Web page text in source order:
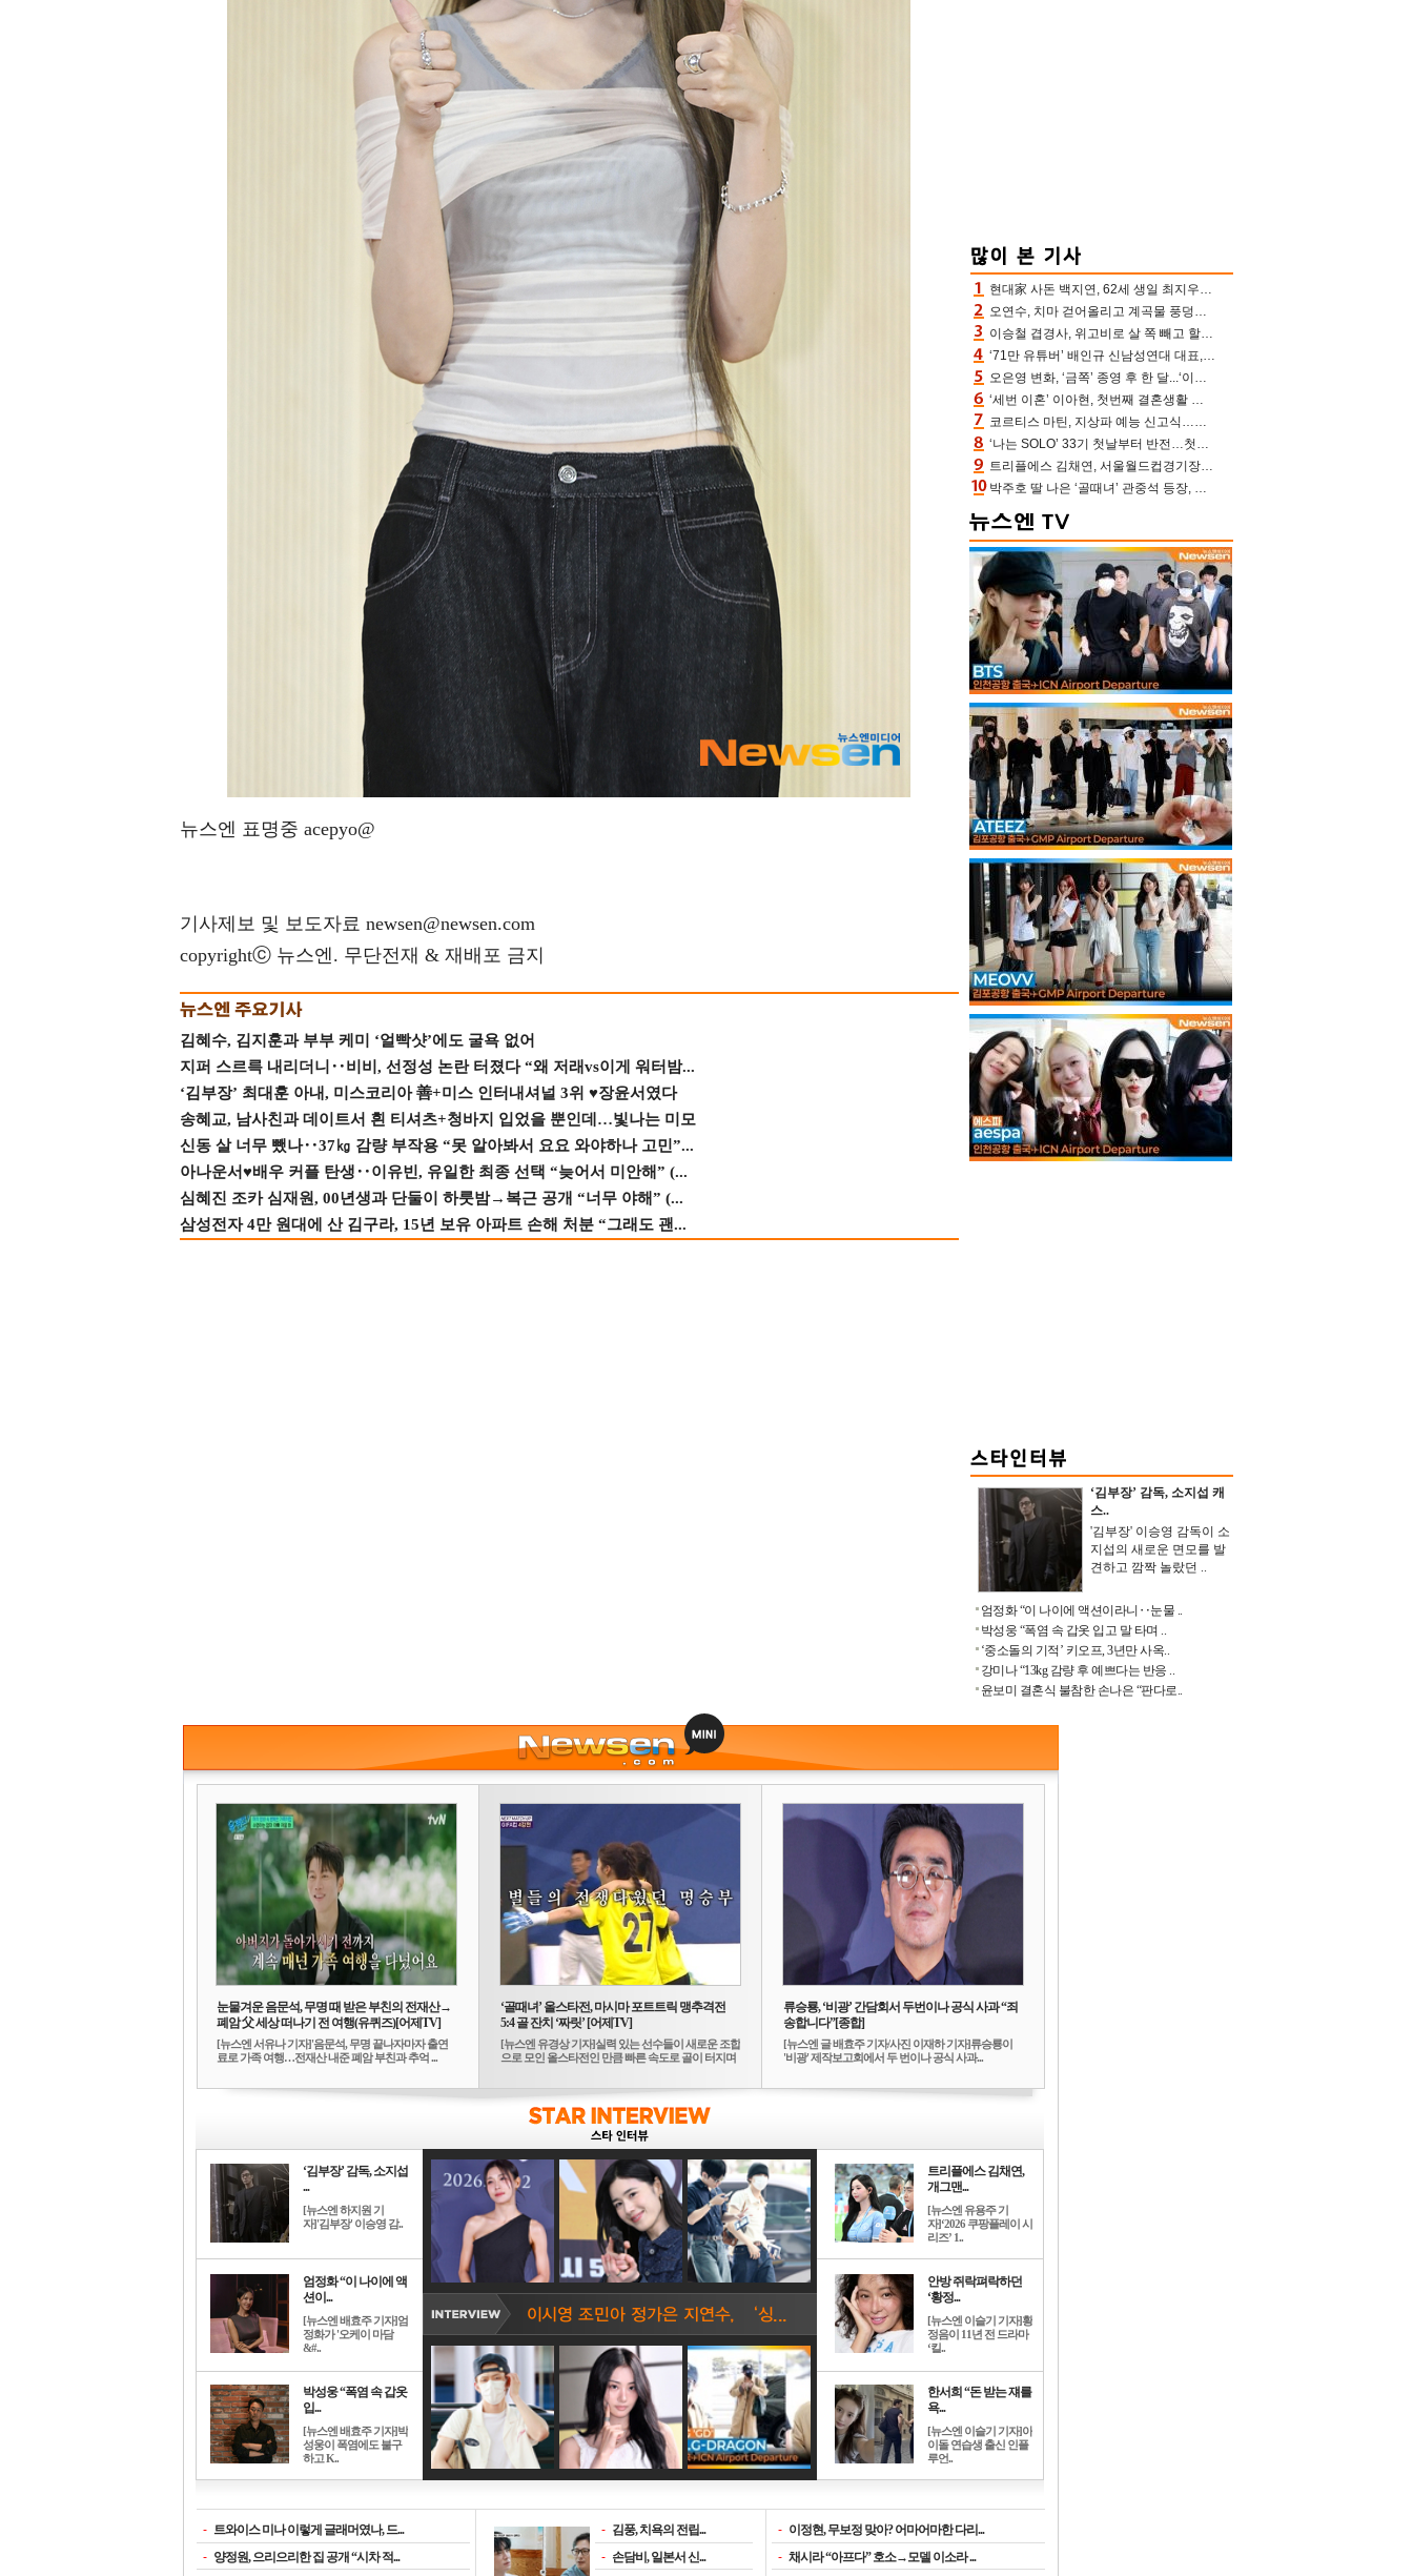
뉴스엔 표명중 acepyo@
기사제보 및 보도자료 newsen@newsen.com
copyrightⓒ 뉴스엔. 무단전재 & 재배포 금지
김혜수, 김지훈과 부부 케미 ‘얼빡샷’에도 굴욕 없어
지퍼 스르륵 내리더니‥비비, 선정성 논란 터졌다 “왜 저래vs이게 워터밤...
‘김부장’ 최대훈 아내, 미스코리아 善+미스 인터내셔널 3위 ♥장윤서였다
송혜교, 남사친과 데이트서 흰 티셔츠+청바지 입었을 뿐인데…빛나는 미모
신동 살 너무 뺐나‥37㎏ 감량 부작용 “못 알아봐서 요요 와야하나 고민”...
아나운서♥배우 커플 탄생‥이유빈, 유일한 최종 선택 “늦어서 미안해” (...
심혜진 조카 심재원, 00년생과 단둘이 하룻밤→복근 공개 “너무 야해” (...
삼성전자 4만 원대에 산 김구라, 15년 보유 아파트 손해 처분 “그래도 괜...
현대家 사돈 백지연, 62세 생일 최지우와 “올해도 함께” 이영애 신애라도 축하
오연수, 치마 걷어올리고 계곡물 풍덩‥무더위 잊은 제주 휴가
이승철 겹경사, 위고비로 살 쪽 빼고 할아버지 된다‥마음으로 낳은 딸 임신 자랑(유퀴즈)
‘71만 유튜버’ 배인규 신남성연대 대표, 오늘(5일) 숨진 채 발견…향년 36세
오은영 변화, ‘금쪽’ 종영 후 한 달...‘이것’ 끊고 살 뺀 모습 포착 “날씬하다!”
‘세번 이혼’ 이아현, 첫번째 결혼생활 떠올리며 눈물 “첫 남편에 미안해”(새롭게하소서)
코르티스 마틴, 지상파 예능 신고식…저작권 지분 분배 방식까지 공개(라스)
‘나는 SOLO’ 33기 첫날부터 반전…첫인상 0표 영호, 호감남 급부상
트리플에스 김채연, 서울월드컵경기장에 뜬 맨시티 여신 [포토엔HD]
박주호 딸 나은 ‘골때녀’ 관중석 등장, 김민재 복제인간 보고 혼란 [결정적장면]
‘김부장’ 감독, 소지섭 캐
스..
'김부장' 이승영 감독이 소
지섭의 새로운 면모를 발
견하고 깜짝 놀랐던 ..
엄정화 “이 나이에 액션이라니‥눈물 ..
박성웅 “폭염 속 갑옷 입고 말 타며 ..
‘중소돌의 기적’ 키오프, 3년만 사옥..
강미나 “13kg 감량 후 예쁘다는 반응 ..
윤보미 결혼식 불참한 손나은 “판다로..
눈물겨운 음문석, 무명 때 받은 부친의 전재산→
폐암 父 세상 떠나기 전 여행(유퀴즈)[어제TV]
[뉴스엔 서유나 기자]'음문석, 무명 끝나자마자 출연
료로 가족 여행…전재산 내준 폐암 부친과 추억 ...
‘골때녀’ 올스타전, 마시마 포트트릭 맹추격전
5:4 골 잔치 ‘짜릿’ [어제TV]
[뉴스엔 유경상 기자]실력 있는 선수들이 새로운 조합
으로 모인 올스타전인 만큼 빠른 속도로 골이 터지며
류승룡, ‘비광’ 간담회서 두번이나 공식 사과 “죄
송합니다”[종합]
[뉴스엔 글 배효주 기자/사진 이재하 기자]류승룡이
'비광' 제작보고회에서 두 번이나 공식 사과...
‘김부장’ 감독, 소지섭
...
[뉴스엔 하지원 기
자]'김부장' 이승영 감..
엄정화 “이 나이에 액
션이...
[뉴스엔 배효주 기자]엄
정화가 '오케이 마담
&#..
박성웅 “폭염 속 갑옷
입...
[뉴스엔 배효주 기자]박
성웅이 폭염에도 불구
하고 K..
트리플에스 김채연,
개그맨...
[뉴스엔 유용주 기
자]‘2026 쿠팡플레이 시
리즈’ 1..
안방 쥐락펴락하던
‘황정...
[뉴스엔 이슬기 기자]황
정음이 11년 전 드라마
‘킬..
한서희 “돈 받는 쟤를
욕...
[뉴스엔 이슬기 기자]아
이돌 연습생 출신 인플
루언..
- 트와이스 미나 이렇게 글래머였나, 드...
- 양정원, 으리으리한 집 공개 “시차 적...
- 김풍, 치욕의 전립...
- 손담비, 일본서 신...
- 이정현, 무보정 맞아? 어마어마한 다리...
- 채시라 “아프다” 호소→모델 이소라 ...